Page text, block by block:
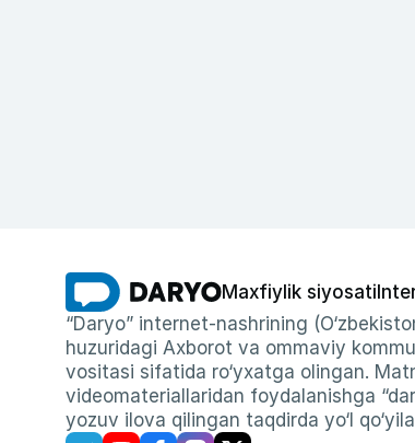
Maxfiylik siyosati
“Daryo” internet-nashrining
huzuridagi Axborot va ommaviy
vositasi sifatida ro‘yxatga olingan.
videomateriallaridan foydalanishga
yozuv ilova qilingan taqdirda yo‘l